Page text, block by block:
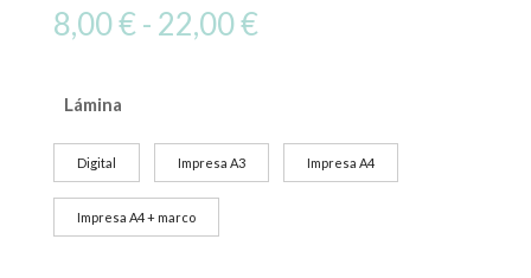
8,00€- 22,00€Rango
8,00 €
hasta
Lámina
Digital Impresa A3 Impresa A4
Impresa A4 + marco